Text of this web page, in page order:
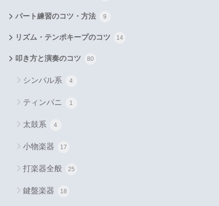
パート練習のコツ・方法 9
リズム・テンポキープのコツ 14
叩き方と演奏のコツ 80
シンバル系 4
ティンパニ 1
太鼓系 4
小物楽器 17
打楽器全般 25
鍵盤楽器 18